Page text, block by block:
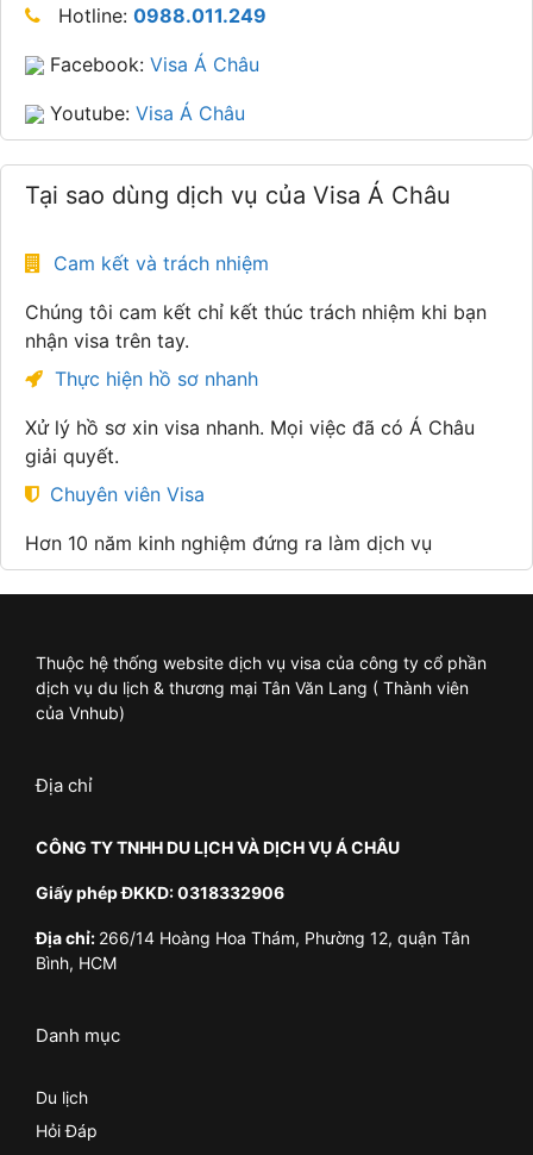
Hotline: 0988.011.249
Facebook: Visa Á Châu
Youtube: Visa Á Châu
Tại sao dùng dịch vụ của Visa Á Châu
Cam kết và trách nhiệm
Chúng tôi cam kết chỉ kết thúc trách nhiệm khi bạn
nhận visa trên tay.
Thực hiện hồ sơ nhanh
Xử lý hồ sơ xin visa nhanh. Mọi việc đã có Á Châu
giải quyết.
Chuyên viên Visa
Hơn 10 năm kinh nghiệm đứng ra làm dịch vụ
Thuộc hệ thống website dịch vụ visa của công ty cổ phần
dịch vụ du lịch & thương mại Tân Văn Lang ( Thành viên
của Vnhub)
Địa chỉ
CÔNG TY TNHH DU LỊCH VÀ DỊCH VỤ Á CHÂU
Giấy phép ĐKKD: 0318332906
Địa chỉ: 266/14 Hoàng Hoa Thám, Phường 12, quận Tân
Bình, HCM
Danh mục
Du lịch
Hỏi Đáp